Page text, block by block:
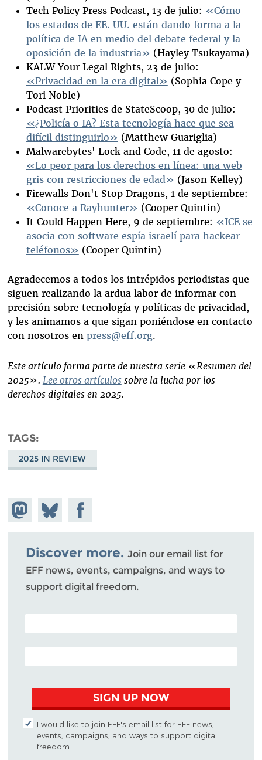
Tech Policy Press Podcast, 13 de julio: «Cómo
los estados de EE. UU. están dando forma a la
política de IA en medio del debate federal y la
oposición de la industria» (Hayley Tsukayama)
KALW Your Legal Rights, 23 de julio:
«Privacidad en la era digital» (Sophia Cope y
Tori Noble)
Podcast Priorities de StateScoop, 30 de julio:
«¿Policía o IA? Esta tecnología hace que sea
difícil distinguirlo» (Matthew Guariglia)
Malwarebytes' Lock and Code, 11 de agosto:
«Lo peor para los derechos en línea: una web
gris con restricciones de edad» (Jason Kelley)
Firewalls Don't Stop Dragons, 1 de septiembre:
«Conoce a Rayhunter» (Cooper Quintin)
It Could Happen Here, 9 de septiembre: «ICE se
asocia con software espía israelí para hackear
teléfonos» (Cooper Quintin)
Agradecemos a todos los intrépidos periodistas que
siguen realizando la ardua labor de informar con
precisión sobre tecnología y políticas de privacidad,
y les animamos a que sigan poniéndose en contacto
con nosotros en press@eff.org.
Este artículo forma parte de nuestra serie «Resumen del
2025». Lee otros artículossobre la lucha por los
derechos digitales en 2025.
TAGS
2025 IN REVIEW
Share on
Mastodon
Share
on
Bluesky
Share on
Facebook
Discover more. Join our email list for
EFF news, events, campaigns, and ways to
support digital freedom.
POSTAL CODE (OPTIONAL)
EMAIL ADDRESS
SIGN UP NOW
I would like to join EFF's email list for EFF news,
events, campaigns, and ways to support digital
freedom.